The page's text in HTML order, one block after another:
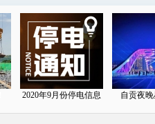
›
2020年9月份停电信息 自贡夜